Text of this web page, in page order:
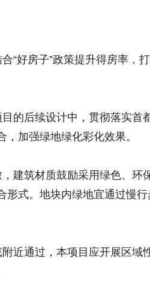
“好房子”政策提升得房率，
的后续设计中，贯彻落实首
加强绿地绿化彩化效果。
建筑材质鼓励采用绿色、环
形式。地块内绿地宜通过慢行
近通过，本项目应开展区域